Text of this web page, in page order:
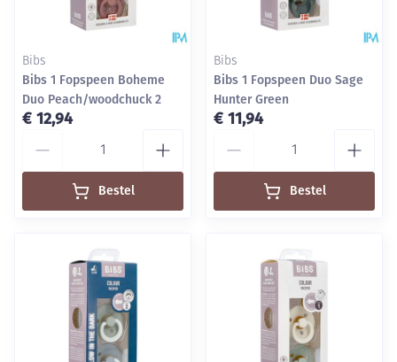
Bibs
Bibs 1 Fopspeen Boheme
Duo Peach/woodchuck 2
€ 12,94
Bestel
Bibs
Bibs 1 Fopspeen Duo Sage
Hunter Green
€ 11,94
Bestel